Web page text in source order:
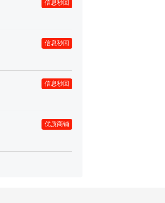
信息秒回
信息秒回
信息秒回
优质商铺